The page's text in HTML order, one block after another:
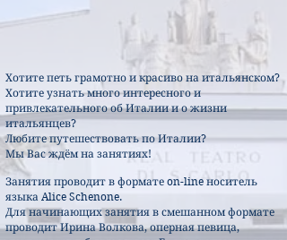
Хотите петь грамотно и красиво на итальянском?
Хотите узнать много интересного и
привлекательного об Италии и о жизни
итальянцев?
Любите путешествовать по Италии?
Мы Вас ждём на занятиях!
Занятия проводит в формате on-line носитель
языка Alice Schenone.
Для начинающих занятия в смешанном формате
проводит Ирина Волкова, оперная певица,